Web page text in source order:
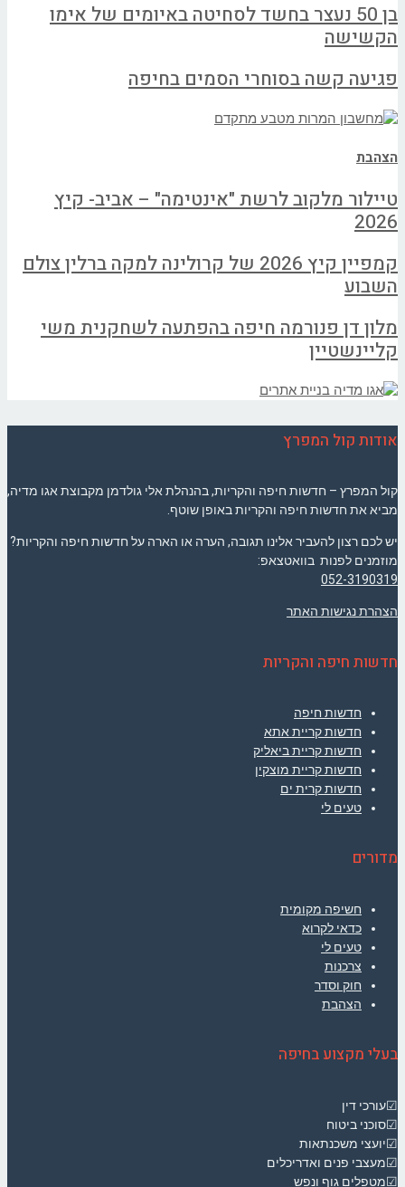
בן 50 נעצר בחשד לסחיטה באיומים של אימו
הקשישה
פגיעה קשה בסוחרי הסמים בחיפה
הצהבת
טיילור מלקוב לרשת "אינטימה" – אביב- קיץ
2026
קמפיין קיץ 2026 של קרולינה למקה ברלין צולם
השבוע
מלון דן פנורמה חיפה בהפתעה לשחקנית משי
קליינשטיין
אודות קול המפרץ
קול המפרץ – חדשות חיפה והקריות, בהנהלת אלי גולדמן מקבוצת אגו מדיה,
מביא את חדשות חיפה והקריות באופן שוטף.
יש לכם רצון להעביר אלינו תגובה, הערה או הארה על חדשות חיפה והקריות?
מוזמנים לפנות בוואטצאפ:
052-3190319
הצהרת נגישות האתר
חדשות חיפה והקריות
חדשות חיפה
חדשות קריית אתא
חדשות קריית ביאליק
חדשות קריית מוצקין
חדשות קרית ים
טעים לי
מדורים
חשיפה מקומית
כדאי לקרוא
טעים לי
צרכנות
חוק וסדר
הצהבת
בעלי מקצוע בחיפה
☑עורכי דין
☑סוכני ביטוח
☑יועצי משכנתאות
☑מעצבי פנים ואדריכלים
☑מטפלים גוף ונפש